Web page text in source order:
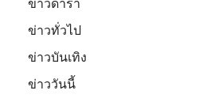
ข่าวดารา
ข่าวทั่วไป
ข่าวบันเทิง
ข่าววันนี้